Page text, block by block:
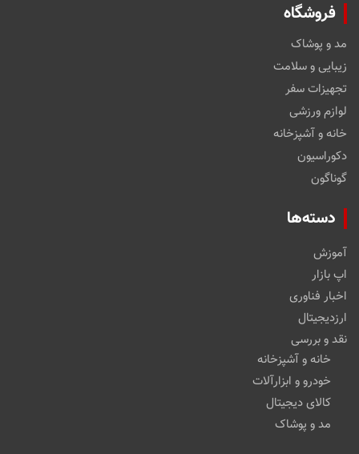
فروشگاه
مد و پوشاک
زیبایی و سلامت
تجهیزات سفر
لوازم ورزشی
خانه و آشپزخانه
دکوراسیون
گوناگون
دسته‌ها
آموزش
اپ بازار
اخبار فناوری
ارزدیجیتال
نقد و بررسی
خانه و آشپزخانه
خودرو و ابزارآلات
کالای دیجیتال
مد و پوشاک